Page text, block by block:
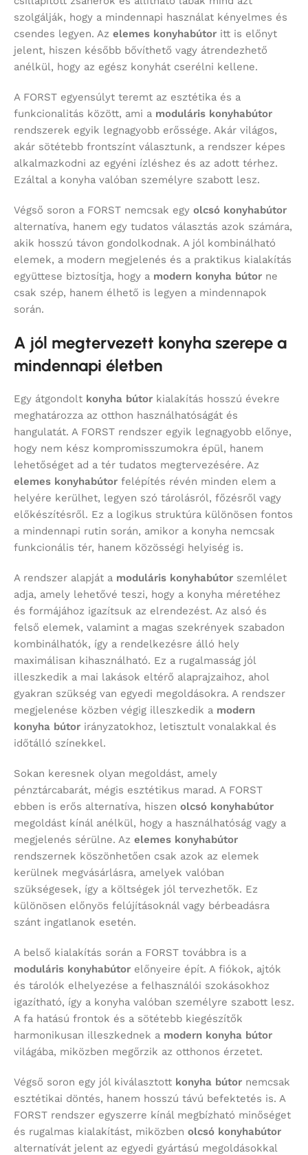
szolgálják, hogy a mindennapi használat kényelmes és
csendes legyen. Az elemes konyhabútor itt is előnyt
jelent, hiszen később bővíthető vagy átrendezhető
anélkül, hogy az egész konyhát cserélni kellene.
A FORST egyensúlyt teremt az esztétika és a
funkcionalitás között, ami a moduláris konyhabútor
rendszerek egyik legnagyobb erőssége. Akár világos,
akár sötétebb frontszínt választunk, a rendszer képes
alkalmazkodni az egyéni ízléshez és az adott térhez.
Ezáltal a konyha valóban személyre szabott lesz.
Végső soron a FORST nemcsak egy olcsó konyhabútor
alternatíva, hanem egy tudatos választás azok számára,
akik hosszú távon gondolkodnak. A jól kombinálható
elemek, a modern megjelenés és a praktikus kialakítás
együttese biztosítja, hogy a modern konyha bútor ne
csak szép, hanem élhető is legyen a mindennapok
során.
A jól megtervezett konyha szerepe a
mindennapi életben
Egy átgondolt konyha bútor kialakítás hosszú évekre
meghatározza az otthon használhatóságát és
hangulatát. A FORST rendszer egyik legnagyobb előnye,
hogy nem kész kompromisszumokra épül, hanem
lehetőséget ad a tér tudatos megtervezésére. Az
elemes konyhabútor felépítés révén minden elem a
helyére kerülhet, legyen szó tárolásról, főzésről vagy
előkészítésről. Ez a logikus struktúra különösen fontos
a mindennapi rutin során, amikor a konyha nemcsak
funkcionális tér, hanem közösségi helyiség is.
A rendszer alapját a moduláris konyhabútor szemlélet
adja, amely lehetővé teszi, hogy a konyha méretéhez
és formájához igazítsuk az elrendezést. Az alsó és
felső elemek, valamint a magas szekrények szabadon
kombinálhatók, így a rendelkezésre álló hely
maximálisan kihasználható. Ez a rugalmasság jól
illeszkedik a mai lakások eltérő alaprajzaihoz, ahol
gyakran szükség van egyedi megoldásokra. A rendszer
megjelenése közben végig illeszkedik a modern
konyha bútor irányzatokhoz, letisztult vonalakkal és
időtálló színekkel.
Sokan keresnek olyan megoldást, amely
pénztárcabarát, mégis esztétikus marad. A FORST
ebben is erős alternatíva, hiszen olcsó konyhabútor
megoldást kínál anélkül, hogy a használhatóság vagy a
megjelenés sérülne. Az elemes konyhabútor
rendszernek köszönhetően csak azok az elemek
kerülnek megvásárlásra, amelyek valóban
szükségesek, így a költségek jól tervezhetők. Ez
különösen előnyös felújításoknál vagy bérbeadásra
szánt ingatlanok esetén.
A belső kialakítás során a FORST továbbra is a
moduláris konyhabútor előnyeire épít. A fiókok, ajtók
és tárolók elhelyezése a felhasználói szokásokhoz
igazítható, így a konyha valóban személyre szabott lesz.
A fa hatású frontok és a sötétebb kiegészítők
harmonikusan illeszkednek a modern konyha bútor
világába, miközben megőrzik az otthonos érzetet.
Végső soron egy jól kiválasztott konyha bútor nemcsak
esztétikai döntés, hanem hosszú távú befektetés is. A
FORST rendszer egyszerre kínál megbízható minőséget
és rugalmas kialakítást, miközben olcsó konyhabútor
alternatívát jelent az egyedi gyártású megoldásokkal